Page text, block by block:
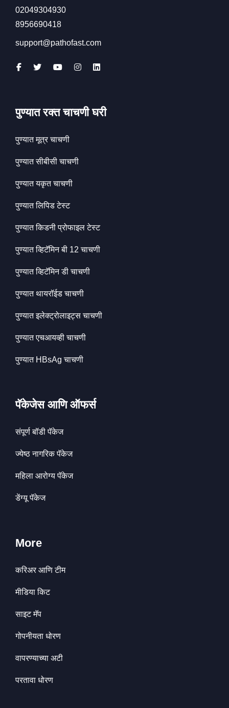
02049304930
8956690418
support@pathofast.com
पुण्यात रक्त चाचणी घरी
पुण्यात मूत्र चाचणी
पुण्यात सीबीसी चाचणी
पुण्यात यकृत चाचणी
पुण्यात लिपिड टेस्ट
पुण्यात किडनी प्रोफाइल टेस्ट
पुण्यात व्हिटॅमिन बी 12 चाचणी
पुण्यात व्हिटॅमिन डी चाचणी
पुण्यात थायरॉईड चाचणी
पुण्यात इलेक्ट्रोलाइट्स चाचणी
पुण्यात एचआयव्ही चाचणी
पुण्यात HBsAg चाचणी
पॅकेजेस आणि ऑफर्स
संपूर्ण बॉडी पॅकेज
ज्येष्ठ नागरिक पॅकेज
महिला आरोग्य पॅकेज
डेंग्यू पॅकेज
More
करिअर आणि टीम
मीडिया किट
साइट मॅप
गोपनीयता धोरण
वापरण्याच्या अटी
परतावा धोरण